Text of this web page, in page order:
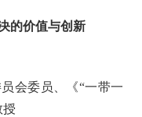
的价值与创新
会委员、《“一带一
授